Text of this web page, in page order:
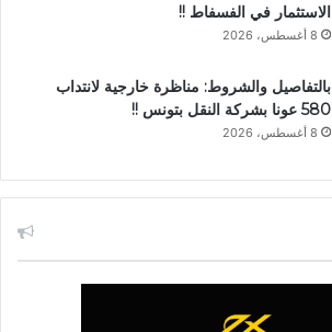
الاستثمار في الفسفاط !!
8 أغسطس، 2026
بالتفاصيل والشروط: مناظرة خارجية لانتداب
580 عونا بشركة النقل بتونس !!
8 أغسطس، 2026